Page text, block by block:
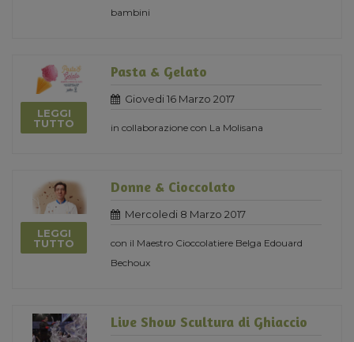
bambini
LEGGI
TUTTO
Pasta & Gelato
Giovedi 16 Marzo 2017
in collaborazione con La Molisana
LEGGI
TUTTO
Donne & Cioccolato
Mercoledi 8 Marzo 2017
con il Maestro Cioccolatiere Belga Edouard
Bechoux
Live Show Scultura di Ghiaccio